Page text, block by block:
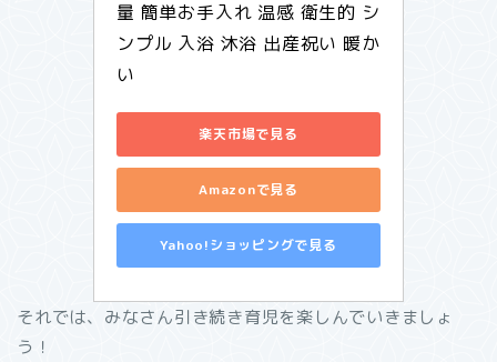
量 簡単お手入れ 温感 衛生的 シ
ンプル 入浴 沐浴 出産祝い 暖か
い
楽天市場で見る
Amazonで見る
Yahoo!ショッピングで見る
それでは、みなさん引き続き育児を楽しんでいきましょ
う！